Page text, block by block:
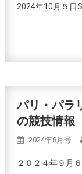
2024年10月５日
パリ・パラ
の競技情報
2024年8月号
２０２４年９月